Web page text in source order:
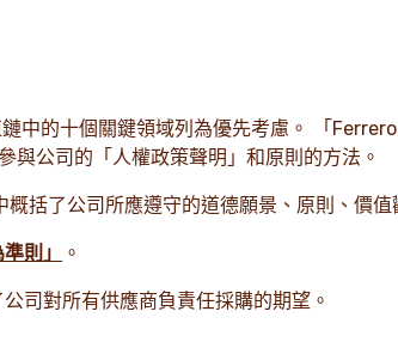
中的十個關鍵領域列為優先考慮。 「
與公司的「人權政策聲明」和原則的方法。
括了公司所應遵守的道德願景、原則、價值
則」 。
司​​對所有供應商負責任採購的期望。